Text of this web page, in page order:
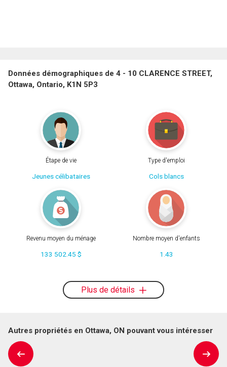
Données démographiques de 4 - 10 CLARENCE STREET,
Ottawa, Ontario, K1N 5P3
Étape de vie
Jeunes célibataires
Type d'emploi
Cols blancs
Revenu moyen du ménage
133 502.45 $
Nombre moyen d'enfants
1.43
Plus de détails
Autres propriétés en Ottawa, ON pouvant vous intéresser